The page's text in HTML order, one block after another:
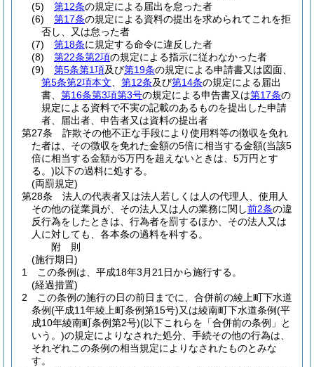
(5)
第12条の規定による届出を怠った者
(6)
第17条の規定による資料の提出を求められてこれを拒
否し、又は怠った者
(7)
第18条に規定する命令に違反した者
(8)
第22条第2項の規定による指示に従わなかった者
(9)
第5条第1項及び第19条の規定による申請書又は図面、
第5条第2項本文
第12条及び第14条の規定による届出
書、 第16条第3項第3号の規定による申告書又は第17条の
規定による資料で不実の記載のあるものを提出した申請
者、届出者、申告者又は資料の提出者
第27条
詐欺その他不正な手段により使用料等の徴収を免れ
た者は、その徴収を免れた金額の5倍に相当する金額(当該5
倍に相当する金額が5万円を超えないときは、5万円とす
る。)以下の過料に処する。
(両罰規定)
第28条
法人の代表者又は法人若しくは人の代理人、使用人
その他の従業員が、その法人又は人の業務に関し前2条の違
反行為をしたときは、行為者を罰するほか、その法人又は
人に対しても、各本条の過料を科する。
附 則
(施行期日)
1
この条例は、平成18年3月21日から施行する。
(経過措置)
2
この条例の施行の日の前日までに、合併前の綾上町下水道
条例(平成11年綾上町条例第15号)又は綾南町下水道条例(平
成10年綾南町条例第2号)(以下これらを「合併前の条例」と
いう。)の規定によりなされた処分、手続その他の行為は、
それぞれこの条例の相当規定によりなされたものとみな
す。